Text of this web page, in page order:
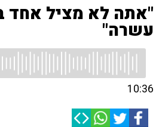
"אתה לא מציל אחד
עשרה"
10:36